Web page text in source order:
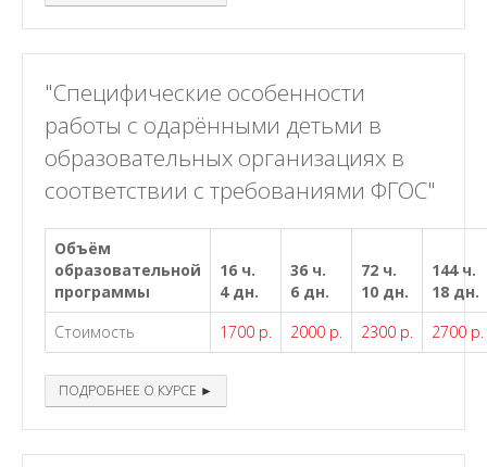
"Специфические особенности
работы с одарёнными детьми в
образовательных организациях в
соответствии с требованиями ФГОС"
Объём
образовательной
программы
16 ч.
4 дн.
36 ч.
6 дн.
72 ч.
10 дн.
144 ч.
18 дн.
Стоимость
1700 р. 2000 р. 2300 р. 2700 р.
ПОДРОБНЕЕ О КУРСЕ ►